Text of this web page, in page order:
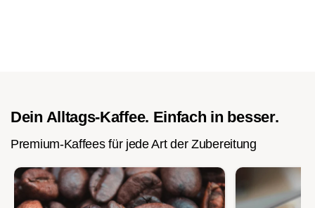
Dein Alltags-Kaffee. Einfach in besser.
Premium-Kaffees für jede Art der Zubereitung